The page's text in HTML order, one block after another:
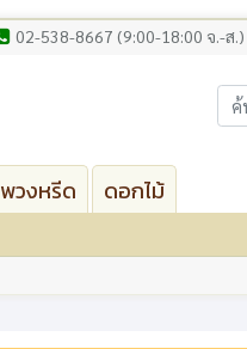
02-538-8667 (9:00-18:00 จ.-ส.)
พวงหรีด ดอกไม้